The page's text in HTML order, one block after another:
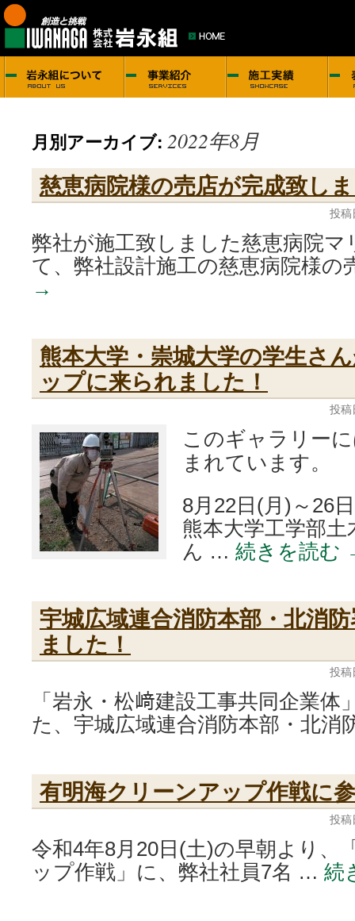
月別アーカイブ: 2022年8月
慈恵病院様の売店が完成致し
投稿
弊社が施工致しました慈恵病院マ
て、弊社設計施工の慈恵病院様
→
熊本大学・崇城大学の学生さ
ップに来られました！
投稿
このギャラリー
まれています。
8月22日(月)～26
熊本大学工学部
ん … 続きを読む
宇城広域連合消防本部・北消
ました！
投稿
「岩永・松﨑建設工事共同企業
た、宇城広域連合消防本部・北
有明海クリーンアップ作戦に
投稿
令和4年8月20日(土)の早朝より、
ップ作戦」に、弊社社員7名 … 続